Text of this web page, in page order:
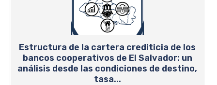
Estructura de la cartera crediticia de los
bancos cooperativos de El Salvador: un
análisis desde las condiciones de destino,
tasa...